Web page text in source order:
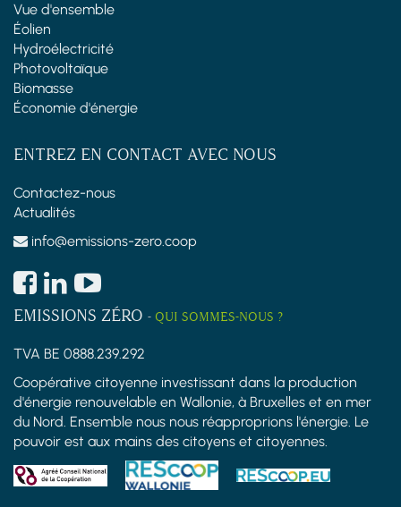
Vue d'ensemble
Éolien
Hydroélectricité
Photovoltaïque
Biomasse
Économie d'énergie
ENTREZ EN CONTACT AVEC NOUS
Contactez-nous
Actualités
info@emissions-zero.coop
EMISSIONS ZÉRO - QUI SOMMES-NOUS ?
TVA BE 0888.239.292
Coopérative citoyenne investissant dans la production
d'énergie renouvelable en Wallonie, à Bruxelles et en mer
du Nord. Ensemble nous nous réapproprions l'énergie. Le
pouvoir est aux mains des citoyens et citoyennes.